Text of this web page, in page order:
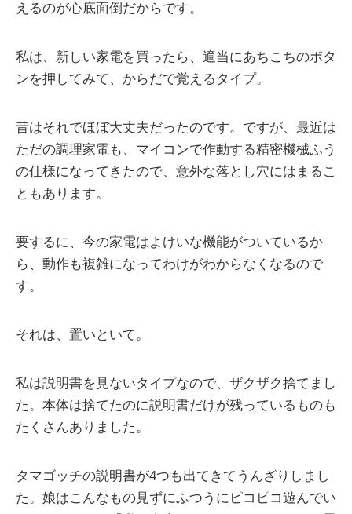
えるのが心底面倒だからです。
私は、新しい家電を買ったら、適当にあちこちのボタ
ンを押してみて、からだで覚えるタイプ。
昔はそれでほぼ大丈夫だったのです。ですが、最近は
ただの調理家電も、マイコンで作動する精密機械ふう
の仕様になってきたので、意外な落とし穴にはまるこ
ともあります。
要するに、今の家電はよけいな機能がついているか
ら、動作も複雑になってわけがわからなくなるので
す。
それは、置いといて。
私は説明書を見ないタイプなので、ザクザク捨てまし
た。本体は捨てたのに説明書だけが残っているものも
たくさんありました。
タマゴッチの説明書が4つも出てきてうんざりしまし
た。娘はこんなもの見ずにふつうにピコピコ遊んでい